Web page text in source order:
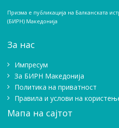
Призма е публикација на Балканската
(БИРН) Македонија
За нас
Импресум
Зa БИРН Македонија
Политика на приватност
Правила и услови на
Мапа на сајтот